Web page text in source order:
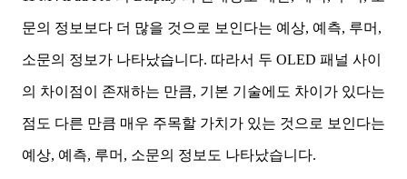
문의 정보보다 더 많을 것으로 보인다는 예상, 예측, 루머,
소문의 정보가 나타났습니다. 따라서 두 OLED 패널 사이
의 차이점이 존재하는 만큼, 기본 기술에도 차이가 있다는
점도 다른 만큼 매우 주목할 가치가 있는 것으로 보인다는
예상, 예측, 루머, 소문의 정보도 나타났습니다.